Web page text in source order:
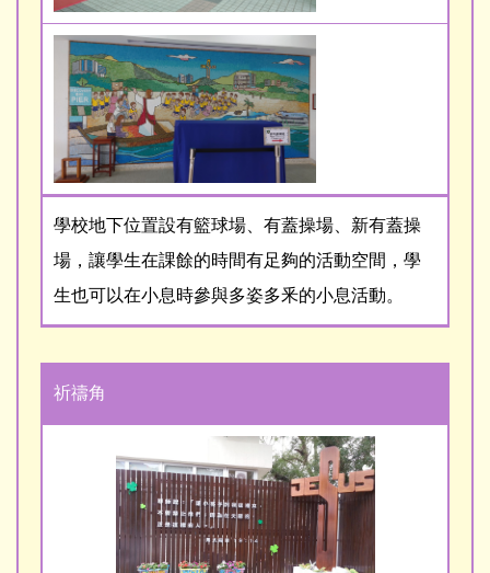
學校地下位置設有籃球場、有蓋操場、新有蓋操
場，讓學生在課餘的時間有足夠的活動空間，學
生也可以在小息時參與多姿多釆的小息活動。
祈禱角